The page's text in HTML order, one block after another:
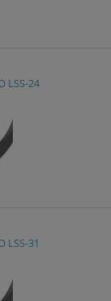
LSS-24
LSS-31